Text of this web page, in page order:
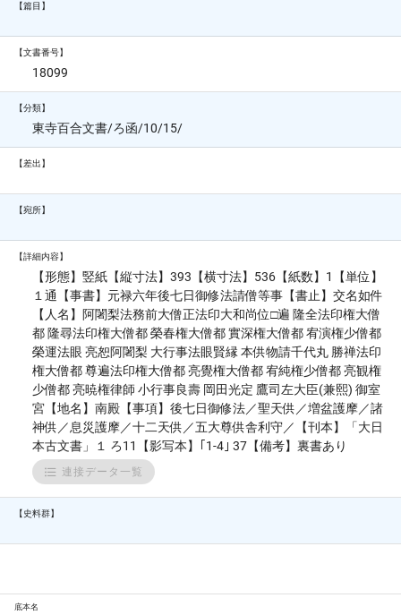
【篇目】
【文書番号】
18099
【分類】
東寺百合文書/ろ函/10/15/
【差出】
【宛所】
【詳細内容】
【形態】竪紙【縦寸法】393【横寸法】536【紙数】1【単位】
１通【事書】元禄六年後七日御修法請僧等事【書止】交名如件
【人名】阿闍梨法務前大僧正法印大和尚位□遍 隆全法印権大僧
都 隆尋法印権大僧都 榮春権大僧都 實深権大僧都 宥演権少僧都
榮運法眼 亮恕阿闍梨 大行事法眼賢縁 本供物請千代丸 勝禅法印
権大僧都 尊遍法印権大僧都 亮覺権大僧都 宥純権少僧都 亮観権
少僧都 亮暁権律師 小行事良壽 岡田光定 鷹司左大臣(兼熙) 御室
宮【地名】南殿【事項】後七日御修法／聖天供／増盆護摩／諸
神供／息災護摩／十二天供／五大尊供舎利守／【刊本】「大日
本古文書」１ ろ11【影写本】｢1-4｣ 37【備考】裏書あり
連接データ一覧
【史料群】
底本名